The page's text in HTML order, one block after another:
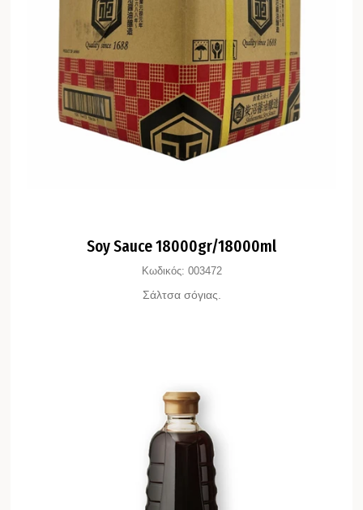
Soy Sauce 18000gr/18000ml
Κωδικός: 003472
Σάλτσα σόγιας.